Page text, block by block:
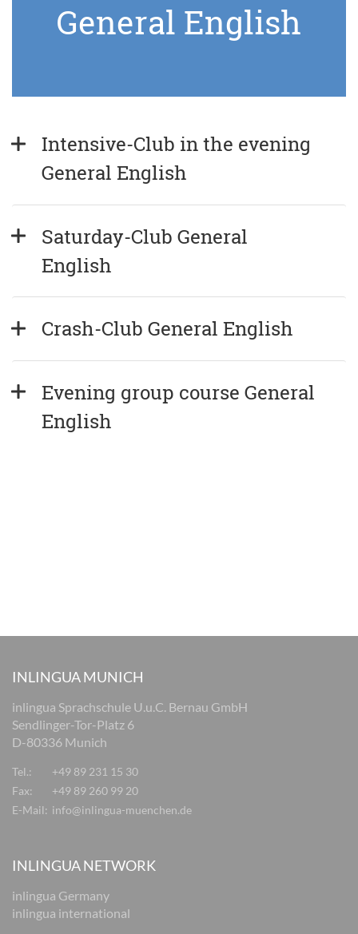
General English
Intensive-Club in the evening
Saturday-Club General
English
Crash-Club General English
Evening group course General
English
INLINGUA MUNICH
inlingua Sprachschule U.u.C. Bernau GmbH
Sendlinger-Tor-Platz 6
D-80336 Munich
Tel.:
+49 89 231 15 30
Fax:
+49 89 260 99 20
E-Mail: info@inlingua-muenchen.de
INLINGUA NETWORK
inlingua Germany
inlingua international